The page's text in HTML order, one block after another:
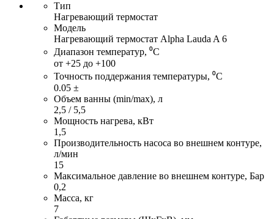
Тип
Нагревающий термостат
Модель
Нагревающий термостат Alpha Lauda A 6
Диапазон температур, ⁰С
от +25 до +100
Точность поддержания температуры, ⁰С
0.05 ±
Объем ванны (min/max), л
2,5 / 5,5
Мощность нагрева, кВт
1,5
Производительность насоса во внешнем контуре,
л/мин
15
Максимальное давление во внешнем контуре, Бар
0,2
Масса, кг
7